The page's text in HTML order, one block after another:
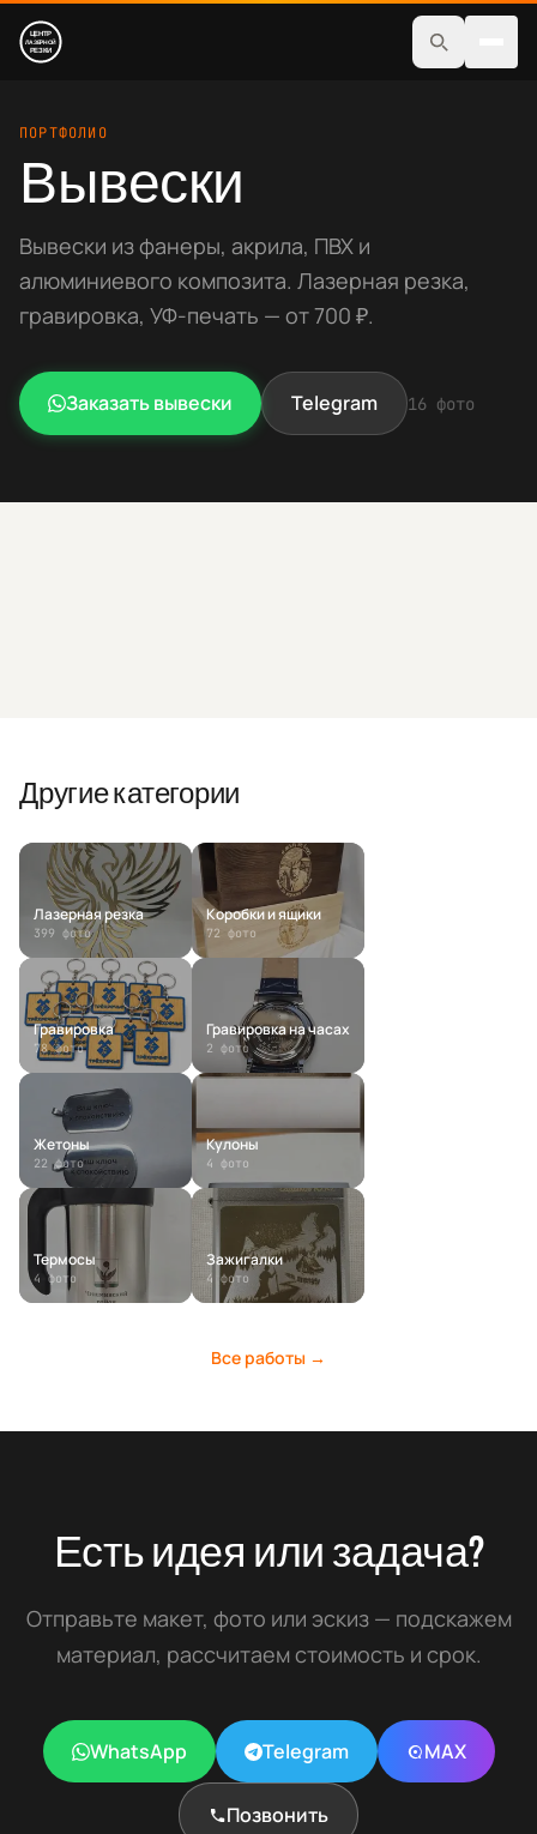
Услуги
Изделия
Магазин
Работы
Шрифты
Для бизнеса
Контакты
ПОРТФОЛИО
Вывески
Вывески из фанеры, акрила, ПВХ и
алюминиевого композита. Лазерная резка,
гравировка, УФ-печать — от 700 ₽.
Заказатьвывески Telegram 16 фото
Другие категории
Лазерная резка
399 фото
Коробки и ящики
72 фото
Гравировка
78фото
Гравировка на часах
2 фото
Жетоны
22 фото
Кулоны
4 фото
Термосы
4 фото
Зажигалки
4 фото
Все работы →
Есть идея или задача?
Отправьте макет, фото или эскиз — подскажем
материал, рассчитаем стоимость и срок.
WhatsApp Telegram MAX
Позвонить